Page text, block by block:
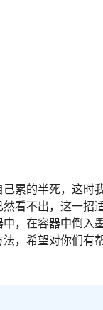
累的半死，这时
看不出，这一招
，在容器中倒入
，希望对你们有